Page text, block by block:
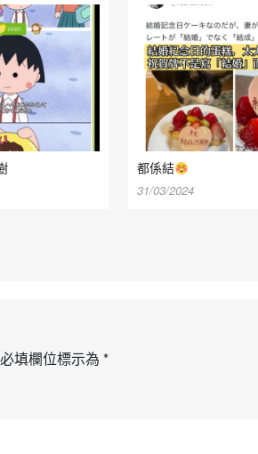
都係結
31/03/2024
必填欄位標示為 *